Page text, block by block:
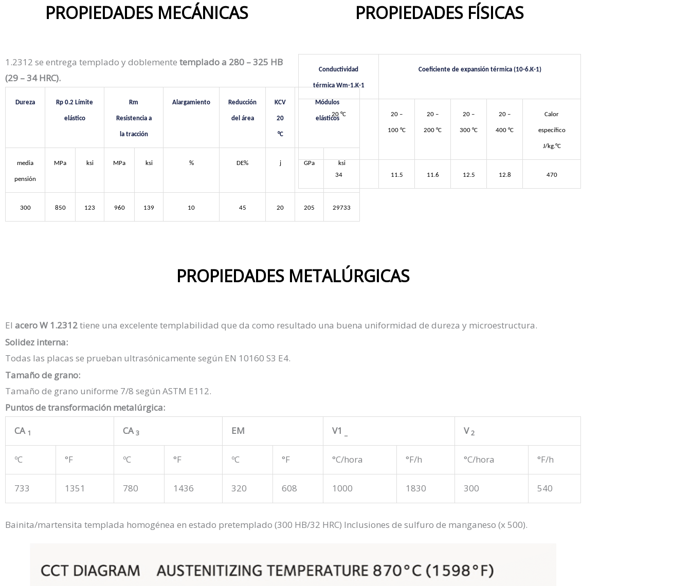
PROPIEDADES MECÁNICAS
1.2312 se entrega templado y doblemente templado a 280 – 325 HB
(29 – 34 HRC).
Dureza Rp 0.2 Límite
elástico
Rm
Resistencia a
la tracción
Alargamiento Reducción
del área
KCV
20
°C
Módulos
elásticos
media
pensión
MPa ksi MPa ksi % DE% j GPa ksi
300 850 123 960 139 10 45 20 205 29733
PROPIEDADES FÍSICAS
Conductividad
térmica Wm-1.K-1
Coeficiente de expansión térmica (10-6.K-1)
20 °C 20 –
100 °C
20 –
200 °C
20 –
300 °C
20 –
400 °C
Calor
específico
J/kg.°C
34 11.5 11.6 12.5 12.8 470
PROPIEDADES METALÚRGICAS
El acero W 1.2312tiene una excelente templabilidad que da como resultado una buena uniformidad de dureza y microestructura.
Solidez interna:
Todas las placas se prueban ultrasónicamente según EN 10160 S3 E4.
Tamaño de grano:
Tamaño de grano uniforme 7/8 según ASTM E112.
Puntos de transformación metalúrgica:
CA 1 CA3 EM V1 V2
ºC °F ºC °F ºC °F °C/hora °F/h °C/hora °F/h
733 1351 780 1436 320 608 1000 1830 300 540
Bainita/martensita templada homogénea en estado pretemplado (300 HB/32 HRC) Inclusiones de sulfuro de manganeso (x 500).